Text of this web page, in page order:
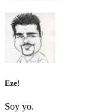
Eze!
Soy yo.